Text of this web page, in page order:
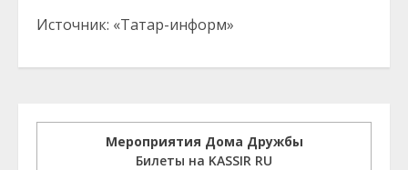
Источник: «Татар-информ»
Мероприятия Дома Дружбы
Билеты на KASSIR RU